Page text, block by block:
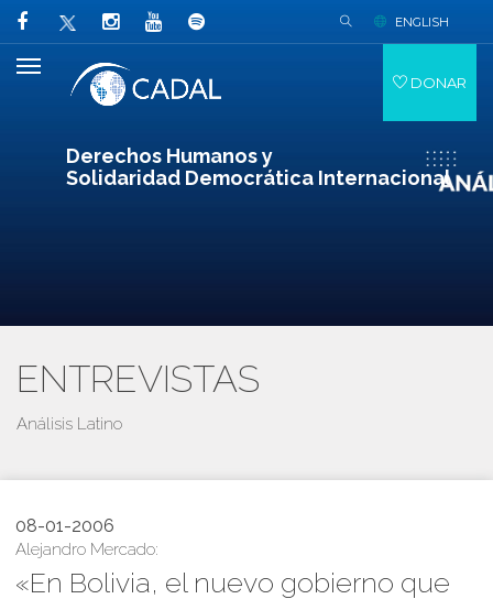
Derechos Humanos y
Solidaridad Democrática Internacional
ENGLISH
DONAR
ENTREVISTAS
Análisis Latino
08-01-2006
Alejandro Mercado:
«En Bolivia, el nuevo gobierno que